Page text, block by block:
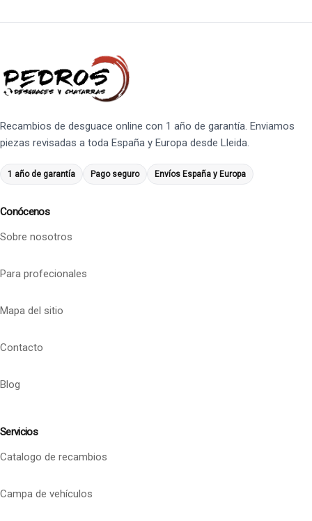
Recambios de desguace online con 1 año de garantía. Enviamos
piezas revisadas a toda España y Europa desde Lleida.
1 año de garantía Pago seguro Envíos España y Europa
Conócenos
Sobre nosotros
Para profecionales
Mapa del sitio
Contacto
Blog
Servicios
Catalogo de recambios
Campa de vehículos